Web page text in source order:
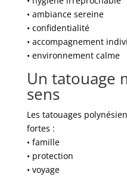
• ambiance sereine
• confidentialité
• accompagnement
• environnement calme
Un tatouage
sens
Les tatouages
fortes :
• famille
• protection
• voyage